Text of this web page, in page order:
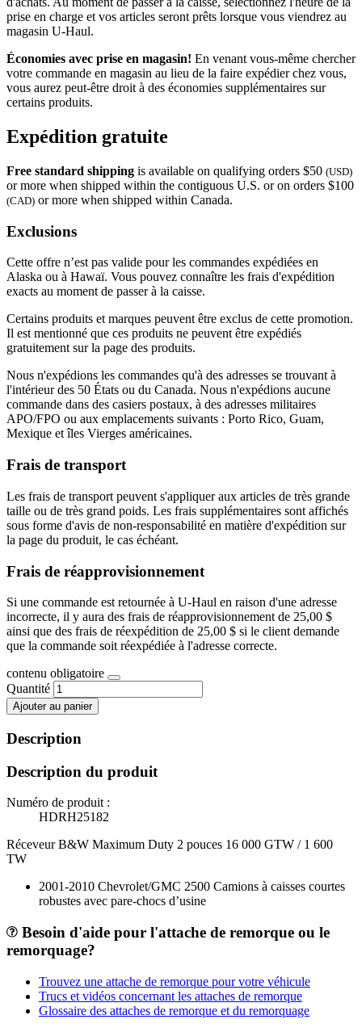
prise en charge et vos articles seront prêts lorsque vous viendrez au
magasin U-Haul.
Économies avec prise en magasin! En venant vous-même chercher
votre commande en magasin au lieu de la faire expédier chez vous,
vous aurez peut-être droit à des économies supplémentaires sur
certains produits.
Expédition gratuite
Free standard shipping is available on qualifying orders $50 (USD)
or more when shipped within the contiguous U.S. or on orders $100
(CAD) or more when shipped within Canada.
Exclusions
Cette offre n’est pas valide pour les commandes expédiées en
Alaska ou à Hawaï. Vous pouvez connaître les frais d'expédition
exacts au moment de passer à la caisse.
Certains produits et marques peuvent être exclus de cette promotion.
Il est mentionné que ces produits ne peuvent être expédiés
gratuitement sur la page des produits.
Nous n'expédions les commandes qu'à des adresses se trouvant à
l'intérieur des 50 États ou du Canada. Nous n'expédions aucune
commande dans des casiers postaux, à des adresses militaires
APO/FPO ou aux emplacements suivants : Porto Rico, Guam,
Mexique et îles Vierges américaines.
Frais de transport
Les frais de transport peuvent s'appliquer aux articles de très grande
taille ou de très grand poids. Les frais supplémentaires sont affichés
sous forme d'avis de non-responsabilité en matière d'expédition sur
la page du produit, le cas échéant.
Frais de réapprovisionnement
Si une commande est retournée à U-Haul en raison d'une adresse
incorrecte, il y aura des frais de réapprovisionnement de 25,00 $
ainsi que des frais de réexpédition de 25,00 $ si le client demande
que la commande soit réexpédiée à l'adresse correcte.
contenu obligatoire
Quantité
Ajouter au panier
Description
Description du produit
Numéro de produit :
HDRH25182
Réceveur B&W Maximum Duty 2 pouces 16 000 GTW / 1 600
TW
2001-2010 Chevrolet/GMC 2500 Camions à caisses courtes
robustes avec pare-chocs d’usine
Besoin d'aide pour l'attache de remorque ou le
remorquage?
Trouvez une attache de remorque pour votre véhicule
Trucs et vidéos concernant les attaches de remorque
Glossaire des attaches de remorque et du remorquage